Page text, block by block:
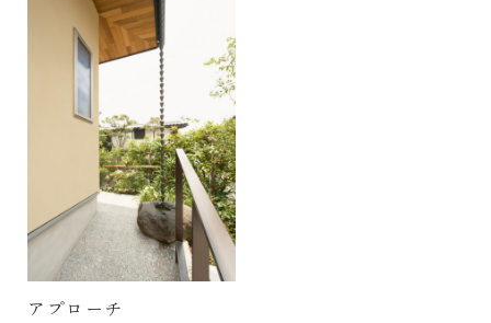
アプローチ